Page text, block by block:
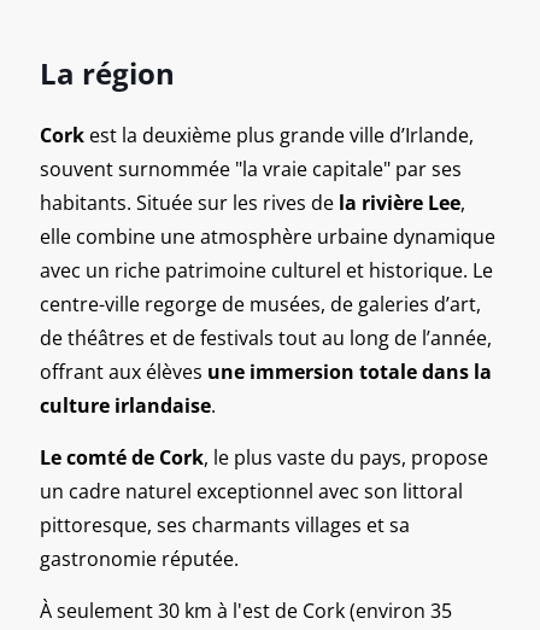
La région
Cork est la deuxième plus grande ville d’Irlande,
souvent surnommée "la vraie capitale" par ses
habitants. Située sur les rives de la rivière Lee,
elle combine une atmosphère urbaine dynamique
avec un riche patrimoine culturel et historique. Le
centre-ville regorge de musées, de galeries d’art,
de théâtres et de festivals tout au long de l’année,
offrant aux élèves une immersion totale dans la
culture irlandaise.
Le comté de Cork, le plus vaste du pays, propose
un cadre naturel exceptionnel avec son littoral
pittoresque, ses charmants villages et sa
gastronomie réputée.
À seulement 30 km à l'est de Cork (environ 35